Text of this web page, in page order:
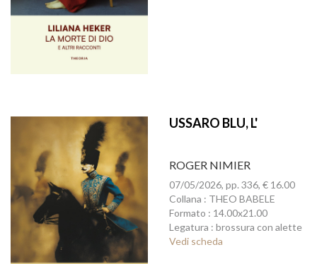
USSARO BLU, L'
ROGER NIMIER
07/05/2026, pp. 336, € 16.00
Collana : THEO BABELE
Formato : 14.00x21.00
Legatura : brossura con alette
Vedi scheda